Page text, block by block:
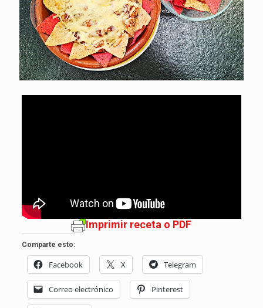
Imprimir receta o PDF
Comparte esto:
Facebook X Telegram
Correo electrónico Pinterest